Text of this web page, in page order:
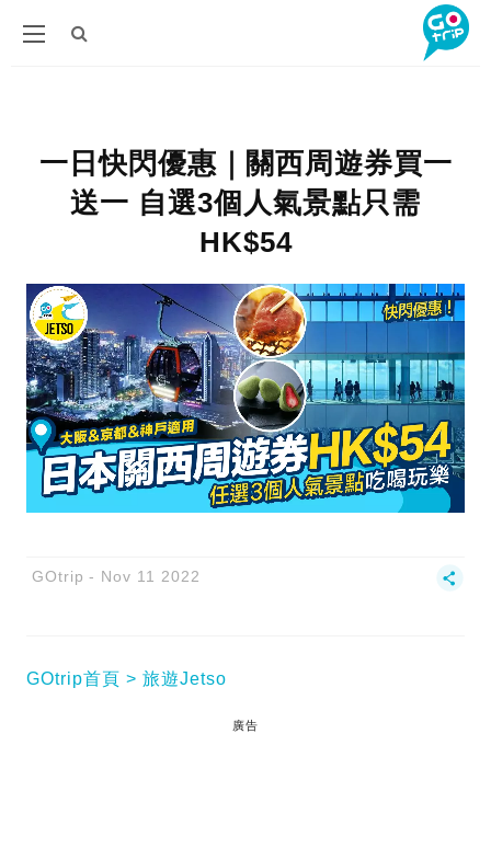
一日快閃優惠｜關西周遊券買一
送一 自選3個人氣景點只需
HK$54
GOtrip Nov 11 2022
GOtrip首頁 旅遊Jetso
廣告